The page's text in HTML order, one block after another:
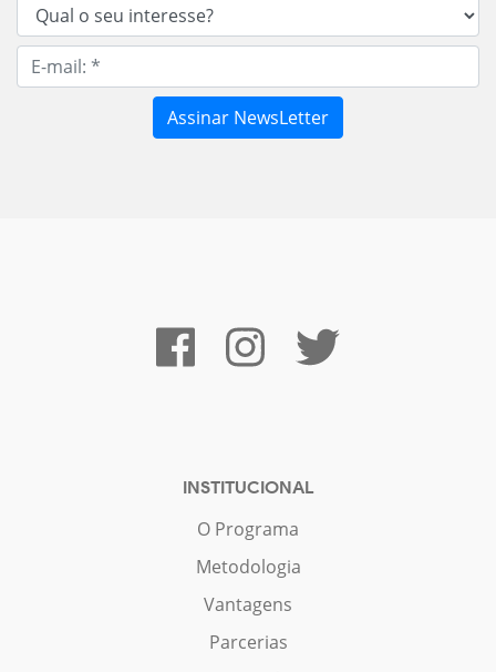
INSTITUCIONAL
O Programa
Metodologia
Vantagens
Parcerias